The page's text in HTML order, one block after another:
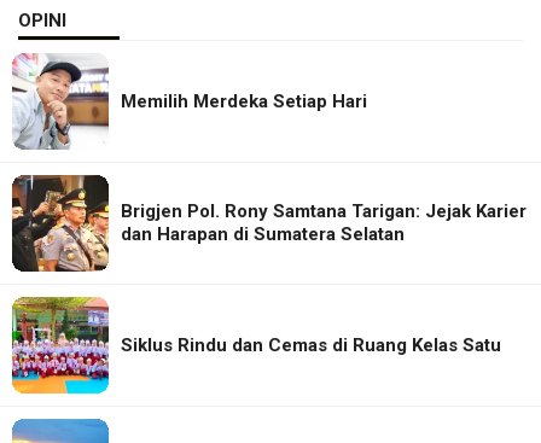
OPINI
Memilih Merdeka Setiap Hari
Brigjen Pol. Rony Samtana Tarigan: Jejak Karier
dan Harapan di Sumatera Selatan
Siklus Rindu dan Cemas di Ruang Kelas Satu